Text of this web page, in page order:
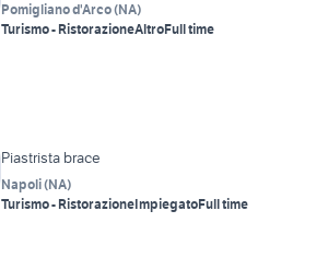
Pomigliano d'Arco(NA)
Turismo - RistorazioneAltroFull time
Piastrista brace
Napoli(NA)
Turismo - RistorazioneImpiegatoFull time